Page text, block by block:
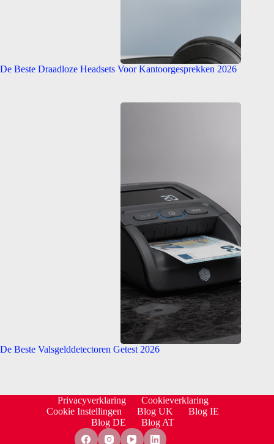
De Beste Draadloze Headsets Voor Kantoorgesprekken 2026
De Beste Valsgelddetectoren Getest 2026
Privacyverklaring
Cookieverklaring
Cookie Instellingen
Blog UK
Blog IE
Blog DE
Blog AT